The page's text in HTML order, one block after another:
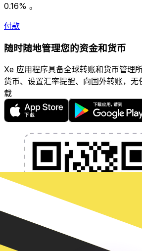
0.16% 。
付款
随时随地管理您的资金和货币
Xe 应用程序具备全球转账和货币管理
货币、设置汇率提醒、向国外转账，无
载